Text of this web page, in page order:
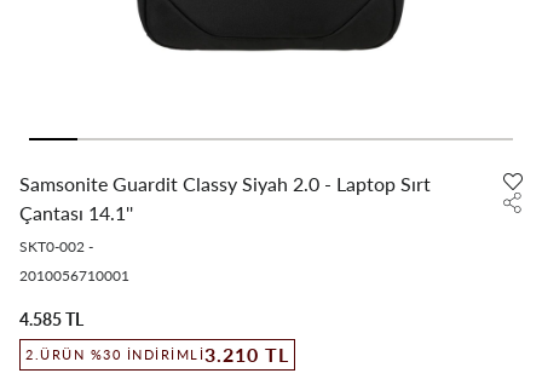
Samsonite Guardit Classy Siyah 2.0 - Laptop Sırt
Çantası 14.1''
SKT0-002 -
2010056710001
4.585 TL
2.ÜRÜN %30 İNDIRIMLI3.210 TL